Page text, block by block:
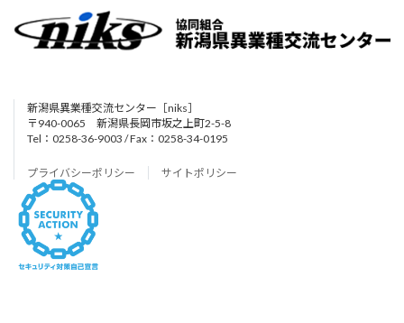
新潟県異業種交流センター［niks］
〒940-0065 新潟県長岡市坂之上町2-5-8
Tel：0258-36-9003 / Fax：0258-34-0195
プライバシーポリシー サイトポリシー